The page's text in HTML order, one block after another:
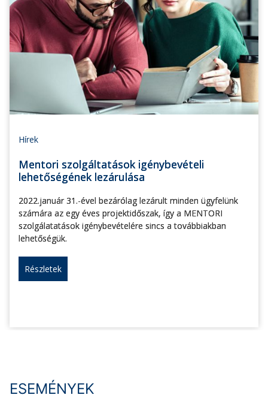
Hírek
Mentori szolgáltatások igénybevételi
lehetőségének lezárulása
2022.január 31.-ével bezárólag lezárult minden ügyfelünk
számára az egy éves projektidőszak, így a MENTORI
szolgálatatások igénybevételére sincs a továbbiakban
lehetőségük.
Részletek
ESEMÉNYEK